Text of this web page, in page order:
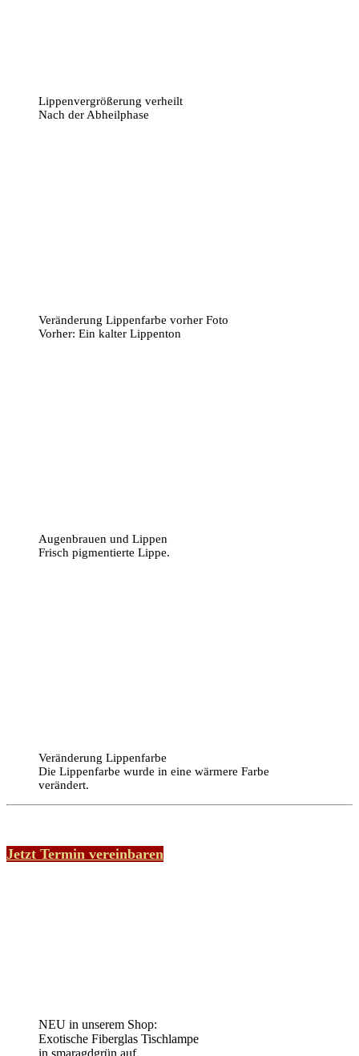
Lippenvergrößerung verheilt
Nach der Abheilphase
Veränderung Lippenfarbe vorher Foto
Vorher: Ein kalter Lippenton
Augenbrauen und Lippen
Frisch pigmentierte Lippe.
Veränderung Lippenfarbe
Die Lippenfarbe wurde in eine wärmere Farbe
verändert.
Jetzt Termin vereinbaren
NEU in unserem Shop:
Exotische Fiberglas Tischlampe
in smaragdgrün auf